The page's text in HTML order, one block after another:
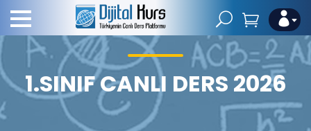
1.SINIF CANLI DERS 2026